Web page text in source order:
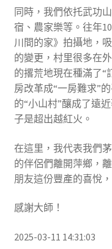
同時，我們依托武功
宿、農家樂等。往年
川間的家》拍攝地，
的變更，村里很多在
的撂荒地現在種滿了“
房改革成“一房難求”
的“小山村”釀成了遠
子是超出越紅火。
在這里，我代表我們
的伴侶們離開萍鄉，
朋友這份豐產的喜悅
感謝大師！
2025-03-11 14:31:03